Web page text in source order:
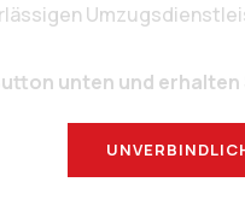
unten und erhalten